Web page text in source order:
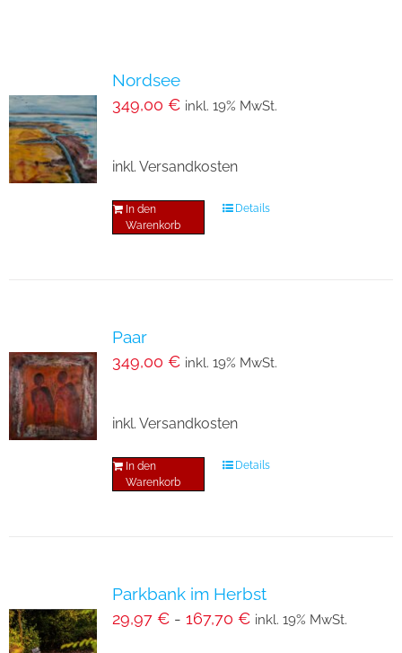
Nordsee
349,00 € inkl. 19% MwSt.
inkl. Versandkosten
In den
Warenkorb
Details
Paar
349,00 € inkl. 19% MwSt.
inkl. Versandkosten
In den
Warenkorb
Details
Parkbank im Herbst
29,97 €- 167,70 € inkl. 19% MwSt.